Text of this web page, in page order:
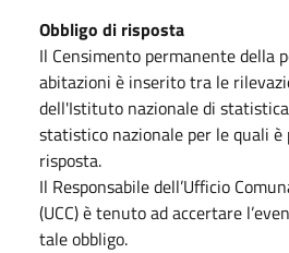
Obbligo di risposta
Il Censimento permanente della
abitazioni è inserito tra le
dell'Istituto nazionale di
statistico nazionale per le quali è
risposta.
Il Responsabile dell’Ufficio
(UCC) è tenuto ad accertare
tale obbligo.